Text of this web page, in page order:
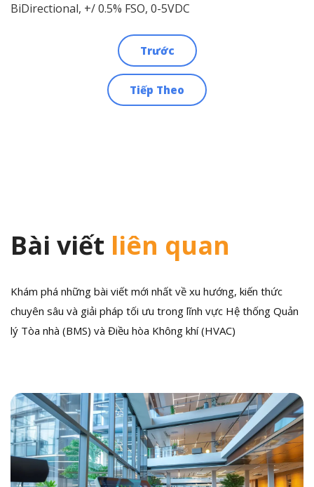
BiDirectional, +/ 0.5% FSO, 0-5VDC
Trước
Tiếp Theo
Bài viết liên quan
Khám phá những bài viết mới nhất về xu hướng, kiến thức
chuyên sâu và giải pháp tối ưu trong lĩnh vực Hệ thống Quản
lý Tòa nhà (BMS) và Điều hòa Không khí (HVAC)